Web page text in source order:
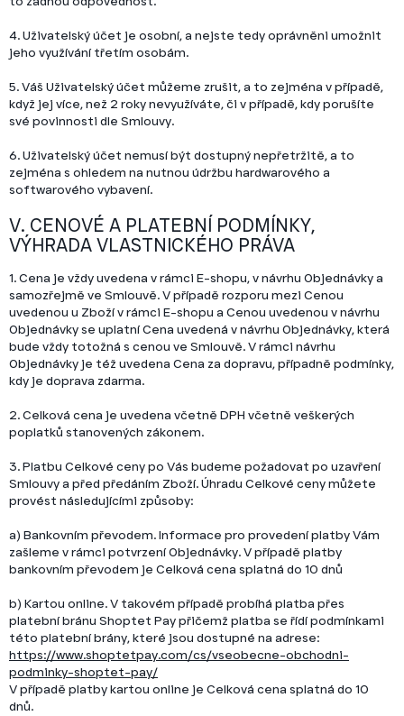
4. Uživatelský účet je osobní, a nejste tedy oprávněni umožnit
jeho využívání třetím osobám.
5. Váš Uživatelský účet můžeme zrušit, a to zejména v případě,
když jej více, než 2 roky nevyužíváte, či v případě, kdy porušíte
své povinnosti dle Smlouvy.
6. Uživatelský účet nemusí být dostupný nepřetržitě, a to
zejména s ohledem na nutnou údržbu hardwarového a
softwarového vybavení.
V. CENOVÉ A PLATEBNÍ PODMÍNKY,
VÝHRADA VLASTNICKÉHO PRÁVA
1. Cena je vždy uvedena v rámci E-shopu, v návrhu Objednávky a
samozřejmě ve Smlouvě. V případě rozporu mezi Cenou
uvedenou u Zboží v rámci E-shopu a Cenou uvedenou v návrhu
Objednávky se uplatní Cena uvedená v návrhu Objednávky, která
bude vždy totožná s cenou ve Smlouvě. V rámci návrhu
Objednávky je též uvedena Cena za dopravu, případně podmínky,
kdy je doprava zdarma.
2. Celková cena je uvedena včetně DPH včetně veškerých
poplatků stanovených zákonem.
3. Platbu Celkové ceny po Vás budeme požadovat po uzavření
Smlouvy a před předáním Zboží. Úhradu Celkové ceny můžete
provést následujícími způsoby:
a) Bankovním převodem. Informace pro provedení platby Vám
zašleme v rámci potvrzení Objednávky. V případě platby
bankovním převodem je Celková cena splatná do 10 dnů
b) Kartou online. V takovém případě probíhá platba přes
platební bránu Shoptet Pay přičemž platba se řídí podmínkami
této platební brány, které jsou dostupné na adrese:
https://www.shoptetpay.com/cs/vseobecne-obchodni-
podminky-shoptet-pay/
V případě platby kartou online je Celková cena splatná do 10
dnů.